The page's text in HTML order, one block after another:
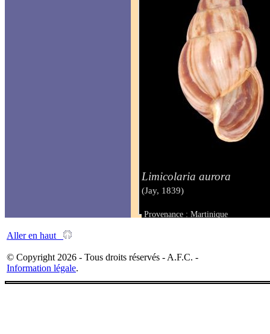
Limicolaria aurora
(Jay, 1839)
Provenance : Martinique
Aller en haut
© Copyright 2026 - Tous droits réservés - A.F.C. -
Information légale.